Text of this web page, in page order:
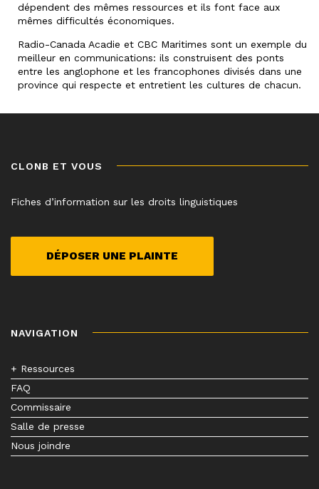
dépendent des mêmes ressources et ils font face aux
mêmes difficultés économiques.
Radio-Canada Acadie et CBC Maritimes sont un exemple du
meilleur en communications: ils construisent des ponts
entre les anglophone et les francophones divisés dans une
province qui respecte et entretient les cultures de chacun.
CLONB ET VOUS
Fiches d’information sur les droits linguistiques
DÉPOSER UNE PLAINTE
NAVIGATION
+ Ressources
FAQ
Commissaire
Salle de presse
Nous joindre